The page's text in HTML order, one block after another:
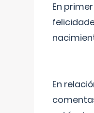
En
En